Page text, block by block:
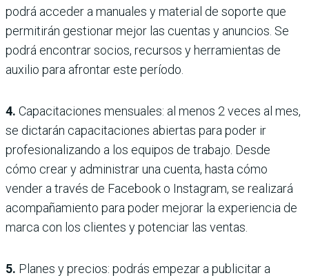
podrá acceder a manuales y material de soporte que
permitirán gestionar mejor las cuentas y anuncios. Se
podrá encontrar socios, recursos y herramientas de
auxilio para afrontar este período.
4. Capacitaciones mensuales: al menos 2 veces al mes,
se dictarán capacitaciones abiertas para poder ir
profesionalizando a los equipos de trabajo. Desde
cómo crear y administrar una cuenta, hasta cómo
vender a través de Facebook o Instagram, se realizará
acompañamiento para poder mejorar la experiencia de
marca con los clientes y potenciar las ventas.
5. Planes y precios: podrás empezar a publicitar a